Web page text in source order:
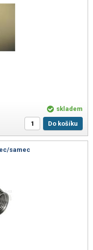
skladem
Do košíku
samec